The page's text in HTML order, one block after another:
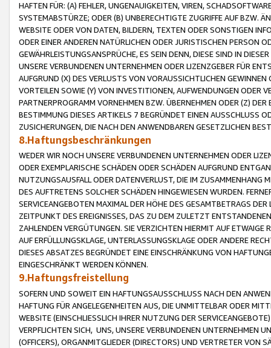
HAFTEN FÜR: (A) FEHLER, UNGENAUIGKEITEN, VIREN,
SYSTEMABSTÜRZE; ODER (B) UNBERECHTIGTE ZUGRIFFE AUF BZW.
WEBSITE ODER VON DATEN, BILDERN, TEXTEN ODER SONSTIGEN
ODER EINER ANDEREN NATÜRLICHEN ODER JURISTISCHEN PERSON
GEWÄHRLEISTUNGSANSPRÜCHE, ES SEIN DENN, DIESE SIND IN
UNSERE VERBUNDENEN UNTERNEHMEN ODER LIZENZGEBER FÜR
AUFGRUND (X) DES VERLUSTS VON VORAUSSICHTLICHEN
VORTEILEN SOWIE (Y) VON INVESTITIONEN, AUFWENDUNGEN ODER
PARTNERPROGRAMM VORNEHMEN BZW. ÜBERNEHMEN ODER (Z)
BESTIMMUNG DIESES ARTIKELS 7 BEGRÜNDET EINEN AUSSCHLUSS
ZUSICHERUNGEN, DIE NACH DEN ANWENDBAREN GESETZLICHEN
8.Haftungsbeschränkungen
WEDER WIR NOCH UNSERE VERBUNDENEN UNTERNEHMEN ODER
ODER EXEMPLARISCHE SCHÄDEN ODER SCHÄDEN AUFGRUND
NUTZUNGSAUSFALL ODER DATENVERLUST, DIE IM ZUSAMMENHANG
DES AUFTRETENS SOLCHER SCHÄDEN HINGEWIESEN WURDEN.
SERVICEANGEBOTEN MAXIMAL DER HÖHE DES GESAMTBETRAGS
ZEITPUNKT DES EREIGNISSES, DAS ZU DEM ZULETZT
ZAHLENDEN VERGÜTUNGEN. SIE VERZICHTEN HIERMIT AUF
AUF ERFÜLLUNGSKLAGE, UNTERLASSUNGSKLAGE ODER ANDERE
DIESES ABSATZES BEGRÜNDET EINE EINSCHRÄNKUNG VON
EINGESCHRÄNKT WERDEN KÖNNEN.
9.Haftungsfreistellung
SOFERN UND SOWEIT EIN HAFTUNGSAUSSCHLUSS NACH DEN
HAFTUNG FÜR ANGELEGENHEITEN AUS, DIE UNMITTELBAR ODER
WEBSITE (EINSCHLIESSLICH IHRER NUTZUNG DER
VERPFLICHTEN SICH, UNS, UNSERE VERBUNDENEN UNTERNEHMEN
(OFFICERS), ORGANMITGLIEDER (DIRECTORS) UND VERTRETER VON